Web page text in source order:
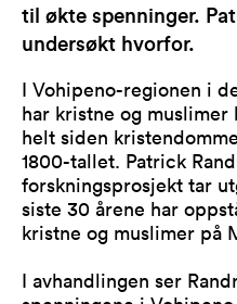
til økte spenninger.
undersøkt hvorfor.
I Vohipeno-regionen i
har kristne og
helt siden
1800-tallet. Patrick
forskningsprosjekt tar
siste 30 årene har
kristne og muslimer på
I avhandlingen ser